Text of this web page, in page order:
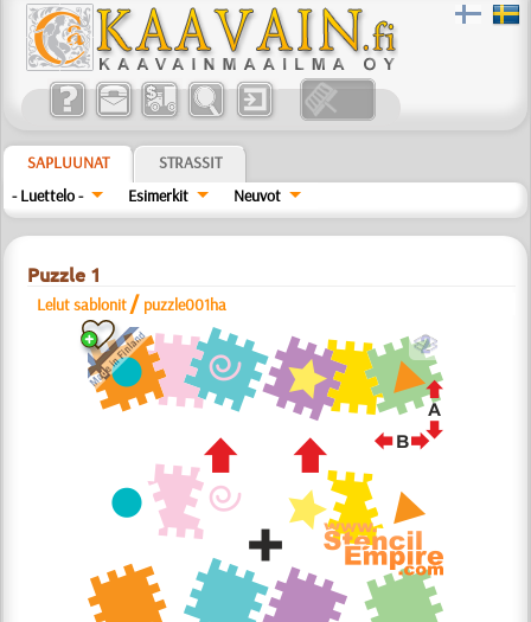
SAPLUUNAT
STRASSIT
- Luettelo -
Esimerkit Neuvot
Puzzle 1
Lelut sablonit / puzzle001ha
b